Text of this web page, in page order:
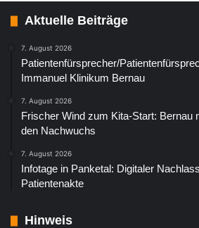
Aktuelle Beiträge
7. August 2026
Patientenfürsprecher/
Immanuel Klinikum Bernau
7. August 2026
Frischer Wind zum Kita-Start: Bernau
den Nachwuchs
7. August 2026
Infotage in Panketal: Digitaler
Patientenakte
Hinweis